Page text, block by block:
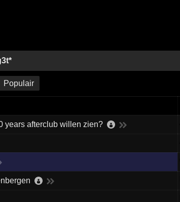
Populair
years afterclub willen zien?